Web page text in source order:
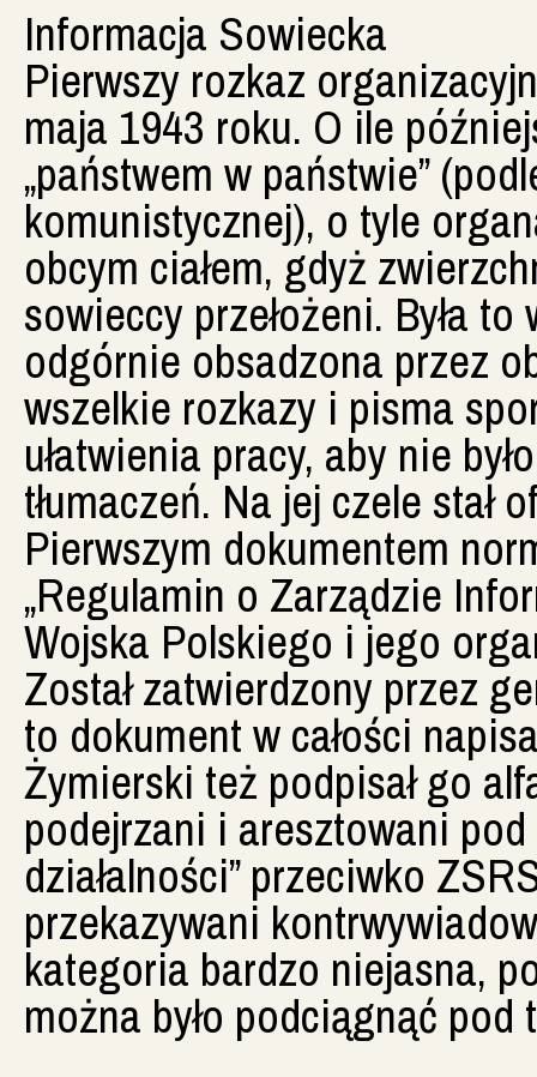
Informacja Sowiecka
Pierwszy rozkaz
maja 1943 roku. O ile
„państwem w państwie”
komunistycznej), o tyle
obcym ciałem, gdyż
sowieccy przełożeni. Była
odgórnie obsadzona przez
wszelkie rozkazy i pisma
ułatwienia pracy, aby nie
tłumaczeń. Na jej czele stał
Pierwszym dokumentem
„Regulamin o Zarządzie
Wojska Polskiego i jego
Został zatwierdzony przez
to dokument w całości
Żymierski też podpisał go
podejrzani i aresztowani
działalności” przeciwko
przekazywani
kategoria bardzo niejasna,
można było podciągnąć pod